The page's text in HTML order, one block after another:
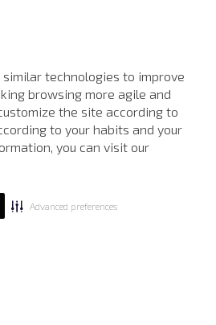
similar technologies to improve
browsing more agile and
the site according to
to your habits and your
you can visit our
Advanced preferences